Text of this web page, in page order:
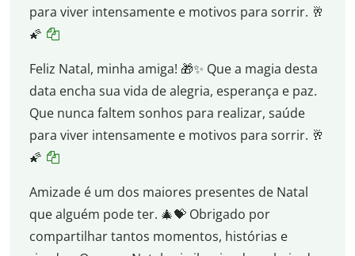
para viver intensamente e motivos para sorrir. 🥂
🌠
Feliz Natal, minha amiga! 🎁✨ Que a magia desta
data encha sua vida de alegria, esperança e paz.
Que nunca faltem sonhos para realizar, saúde
para viver intensamente e motivos para sorrir. 🥂
🌠
Amizade é um dos maiores presentes de Natal
que alguém pode ter. 🎄💝 Obrigado por
compartilhar tantos momentos, histórias e